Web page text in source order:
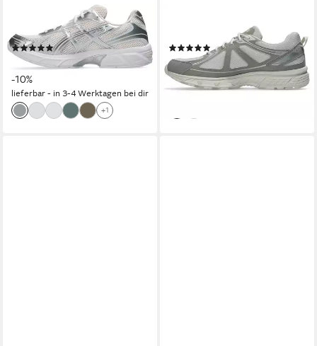
GEL-1130 Sneaker
(28)
ab 90,00 € UVP100,00 €
-10%
lieferbar - in 3-4 Werktagen bei dir
+1
GEL-VENTURE 6 Sneaker
(7)
ab 84,99 € UVP100,00 €
-15%
lieferbar - in 1-2 Werktagen bei dir